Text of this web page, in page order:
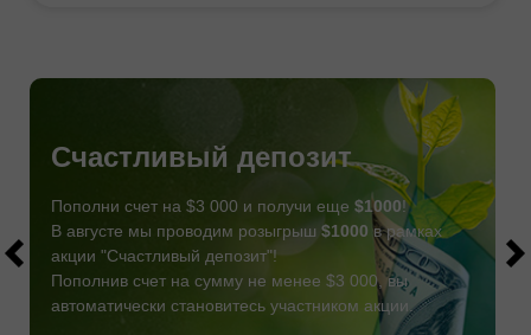
Счастливый депозит
Пополни счет на $3 000 и получи еще $1000!
В августе мы проводим розыгрыш $1000 в рамках
акции "Счастливый депозит"!
Пополнив счет на сумму не менее $3 000, вы
автоматически становитесь участником акции.